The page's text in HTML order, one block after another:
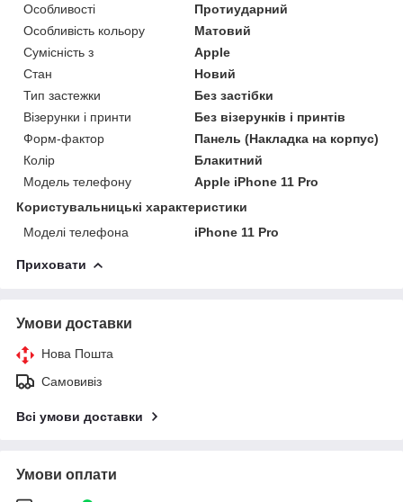
Особливості
Протиударний
Особливість кольору
Матовий
Сумісність з
Apple
Стан
Новий
Тип застежки
Без застібки
Візерунки і принти
Без візерунків і принтів
Форм-фактор
Панель (Накладка на корпус)
Колір
Блакитний
Модель телефону
Apple iPhone 11 Pro
Користувальницькі характеристики
Моделі телефона
iPhone 11 Pro
Приховати
Умови доставки
Нова Пошта
Самовивіз
Всі умови доставки
Умови оплати